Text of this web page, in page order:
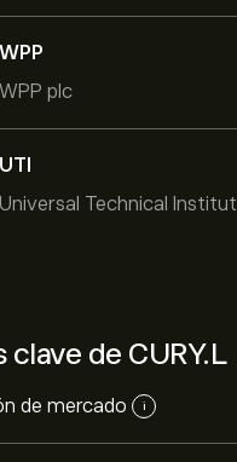
WPP
WPP plc
UTI
Universal Technical Institut
clave de CURY.L
de mercado i